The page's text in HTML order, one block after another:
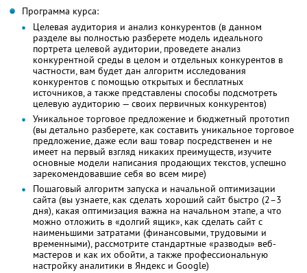
Программа курса:
Целевая аудитория и анализ конкурентов (в данном
разделе вы полностью разберете модель идеального
портрета целевой аудитории, проведете анализ
конкурентной среды в целом и отдельных конкурентов в
частности, вам будет дан алгоритм исследования
конкурентов с помощью открытых и бесплатных
источников, а также представлены способы подсмотреть
целевую аудиторию — своих первичных конкурентов)
Уникальное торговое предложение и бюджетный прототип
(вы детально разберете, как составить уникальное торговое
предложение, даже если ваш товар посредственен и не
имеет на первый взгляд никаких преимуществ, изучите
основные модели написания продающих текстов, успешно
зарекомендовавшие себя во всем мире)
Пошаговый алгоритм запуска и начальной оптимизации
сайта (вы узнаете, как сделать хороший сайт быстро (2–3
дня), какая оптимизация важна на начальном этапе, а что
можно отложить в «долгий ящик», как сделать сайт с
наименьшими затратами (финансовыми, трудовыми и
временными), рассмотрите стандартные «разводы» веб-
мастеров и как их обойти, а также профессиональную
настройку аналитики в Яндекс и Google)